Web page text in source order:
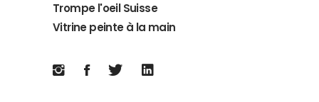
Trompe l'oeil Suisse
Vitrine peinte à la main